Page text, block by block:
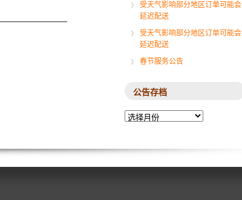
受天气影响部分地区订单可能会
延迟配送
受天气影响部分地区订单可能会
延迟配送
春节服务公告
公告存档